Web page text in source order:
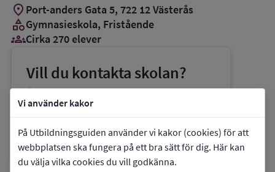
Vi använder kakor
På Utbildningsguiden använder vi kakor (cookies) för att
webbplatsen ska fungera på ett bra sätt för dig. Här kan
du välja vilka cookies du vill godkänna.
location_on Port-anders Gata 5, 722 12Västerås
categoryGymnasieskola, Fristående
groups_3Cirka 270 elever
Vill du kontakta skolan?
phoneTelefon:021-182700
mailE-post:anders.tegerhult@ntig.se
linkWebbplats:Westra Aros Gymnasium 2